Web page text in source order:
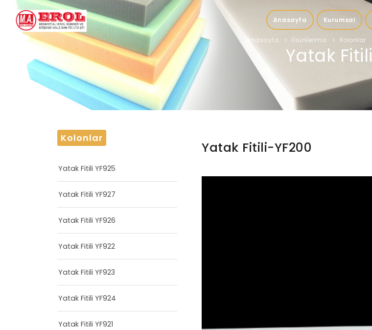
Anasayfa Kurumsal
Anasayfa Ürünlerimiz Kolonlar
Yatak Fitili
Yatak Fitili-YF200
Kolonlar
Yatak Fitili YF925
Yatak Fitili YF927
Yatak Fitili YF926
Yatak Fitili YF922
Yatak Fitili YF923
Yatak Fitili YF924
Yatak Fitili YF921